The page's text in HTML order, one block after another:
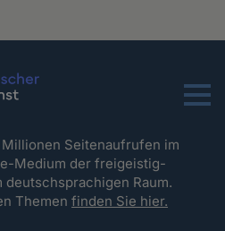
Menu
Seitenaufrufen im
Medium der freigeistig-
Raum.
Themenfinden Sie hier.